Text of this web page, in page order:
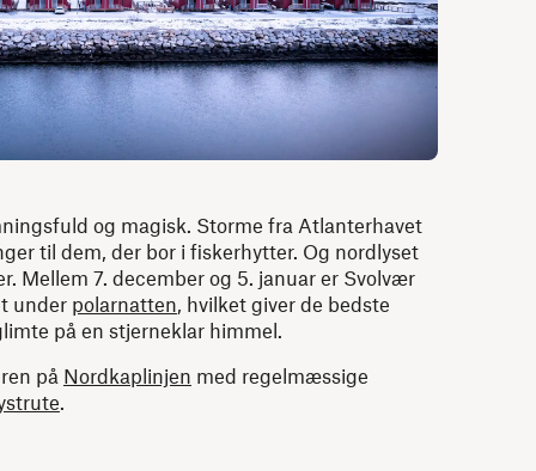
og magisk. Storme fra Atlanterhavet
til dem, der bor i fiskerhytter. Og nordlyset
Mellem 7. december og 5. januar er Svolvær
under polarnatten, hvilket giver de bedste
på en stjerneklar himmel.
på Nordkaplinjen med regelmæssige
.